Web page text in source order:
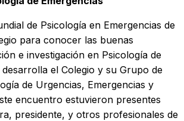
de Psicología en Emergencias de
para conocer las buenas
e investigación en Psicología de
desarrolla el Colegio y su Grupo de
de Urgencias, Emergencias y
encuentro estuvieron presentes
presidente, y otros profesionales de